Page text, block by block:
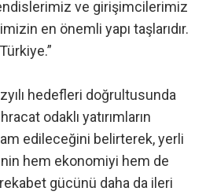
ve girişimcilerimiz
en önemli yapı taşlarıdır.
hedefleri doğrultusunda
odaklı yatırımların
edileceğini belirterek, yerli
hem ekonomiyi hem de
gücünü daha da ileri